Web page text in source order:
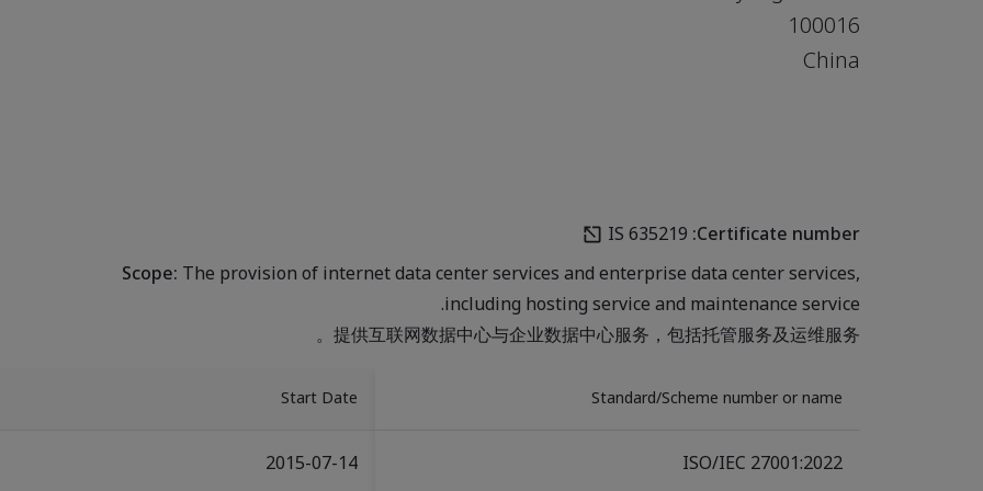
100016
China
Certificate number:
IS 635219
Scope:The provision of internet data center services and enterprise data center services,
including hosting service and maintenance service.
提供互联网数据中心与企业数据中心服务，包括托管服务及运维服务。
Standard/Scheme number or name
Start Date
ISO/IEC 27001:2022
2015-07-14